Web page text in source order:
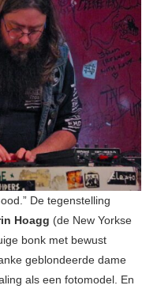
De tegenstelling
Hoagg (de New Yorkse
bonk met bewust
geblondeerde dame
als een fotomodel. En